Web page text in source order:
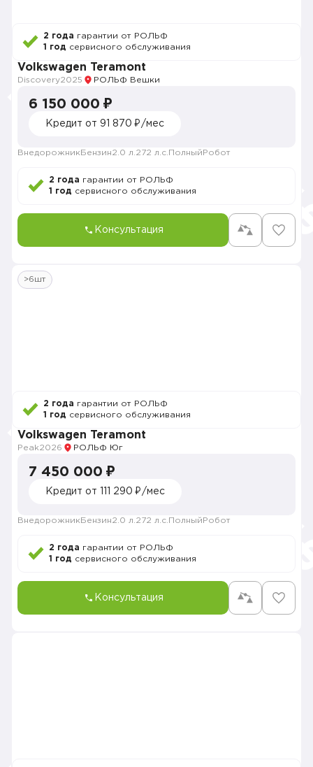
2 года гарантии от РОЛЬФ
1 год сервисного обслуживания
Volkswagen Teramont
Discovery2025 РОЛЬФ Вешки
6 150 000 ₽
Кредит от 91 870 ₽/мес
Внедорожник Бензин2.0 л. 272 л.с. Полный Робот
2 года гарантии от РОЛЬФ
1 год сервисного обслуживания
Консультация
>6шт
2 года гарантии от РОЛЬФ
1 год сервисного обслуживания
Volkswagen Teramont
Peak2026 РОЛЬФ Юг
7 450 000 ₽
Кредит от 111 290 ₽/мес
Внедорожник Бензин2.0 л. 272 л.с. Полный Робот
2 года гарантии от РОЛЬФ
1 год сервисного обслуживания
Консультация